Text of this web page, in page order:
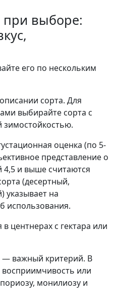
при выборе:
его по нескольким
сорта. Для
выбирайте сорта с
оценка (по 5-
представление о
4,5 и выше считаются
(десертный,
указывает на
использования.
центнерах с гектара или
— важный критерий. В
восприимчивость или
монилиозу и